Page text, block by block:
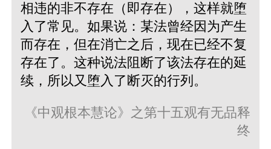
相违的非不存在（即存在），这样就堕
入了常见。如果说：某法曾经因为产生
而存在，但在消亡之后，现在已经不复
存在了。这种说法阻断了该法存在的延
续，所以又堕入了断灭的行列。
《中观根本慧论》之第十五观有无品释
终